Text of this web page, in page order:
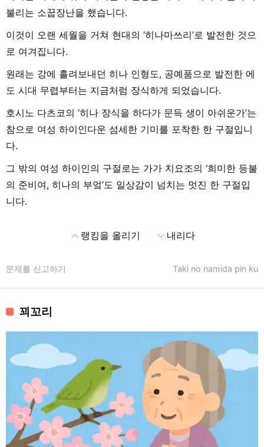
불리는 소꿉장난을 했습니다.
이것이 오랜 세월을 거쳐 현대의 ‘히나마쓰리’로 발전한 것으
로 여겨집니다.
원래는 강에 흘려보내던 히나 인형도, 공예품으로 발전한 에
도 시대 무렵부터는 지금처럼 장식하게 되었습니다.
호시노 다츠코의 ‘히나 장식을 하다가 문득 생이 아쉬운가’는
참으로 여성 하이인다운 섬세한 기미를 포착한 한 구절입니
다.
그 밖의 여성 하이인의 구절로는 가가 치요조의 ‘희미한 등불
의 준비여, 히나의 부엌’도 일상감이 넘치는 멋진 한 구절입
니다.
expand_less랭킹을 올리기 expand_more내리다
Taki no namida pin ku
문제를 신고하기
꾀꼬리